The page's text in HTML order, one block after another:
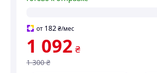
от 182 ₴/мес
1 092 ₴
1 300 ₴